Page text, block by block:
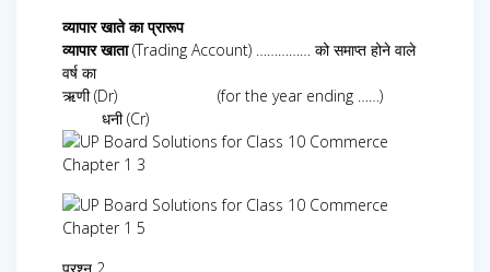
व्यापार खाते का प्रारूप
व्यापार खाता(Trading Account) …………… को समाप्त होने वाले
वर्ष का
ऋणी (Dr) (for the year ending ……)
धनी (Cr)